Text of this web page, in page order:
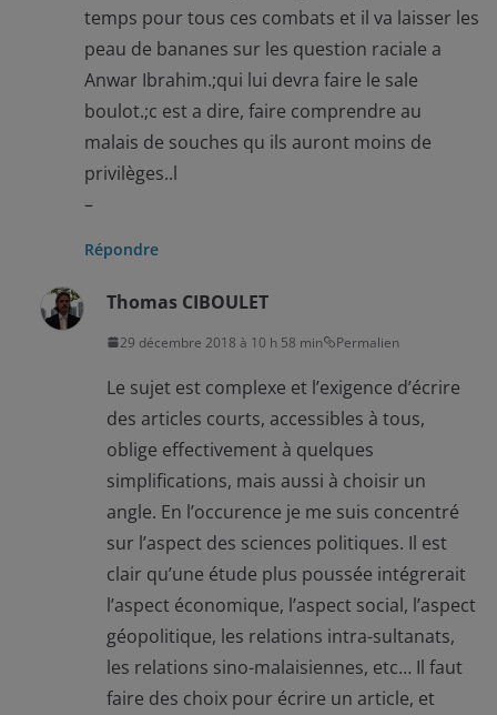
temps pour tous ces combats et il va laisser les
peau de bananes sur les question raciale a
Anwar Ibrahim.;qui lui devra faire le sale
boulot.;c est a dire, faire comprendre au
malais de souches qu ils auront moins de
privilèges..l
–
Répondre
Thomas CIBOULET
29 décembre 2018 à 10 h 58 min Permalien
Le sujet est complexe et l’exigence d’écrire
des articles courts, accessibles à tous,
oblige effectivement à quelques
simplifications, mais aussi à choisir un
angle. En l’occurence je me suis concentré
sur l’aspect des sciences politiques. Il est
clair qu’une étude plus poussée intégrerait
l’aspect économique, l’aspect social, l’aspect
géopolitique, les relations intra-sultanats,
les relations sino-malaisiennes, etc… Il faut
faire des choix pour écrire un article, et